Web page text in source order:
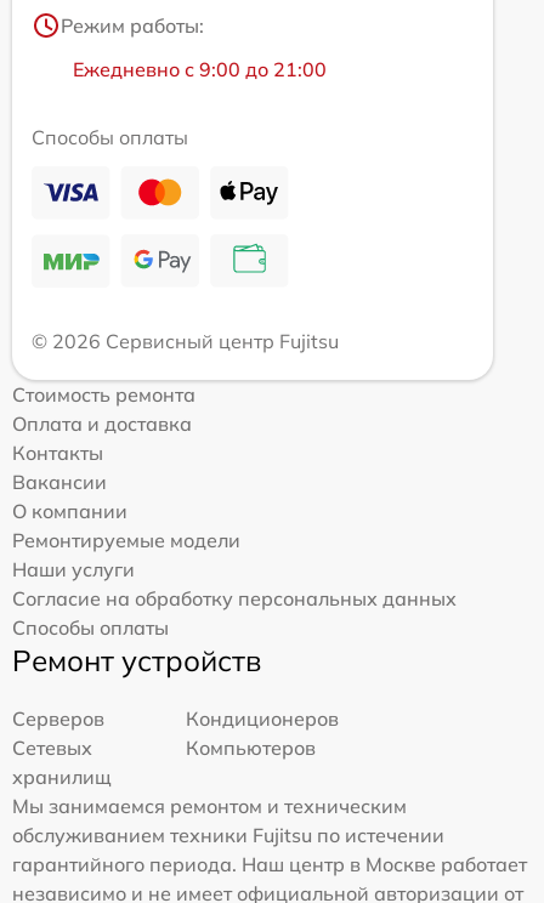
Режим работы:
Ежедневно с 9:00 до 21:00
Способы оплаты
© 2026 Сервисный центр Fujitsu
Стоимость ремонта
Оплата и доставка
Контакты
Вакансии
О компании
Ремонтируемые модели
Наши услуги
Согласие на обработку персональных данных
Способы оплаты
Ремонт устройств
Серверов
Кондиционеров
Сетевых
хранилищ
Компьютеров
Мы занимаемся ремонтом и техническим
обслуживанием техники Fujitsu по истечении
гарантийного периода. Наш центр в Москве работает
независимо и не имеет официальной авторизации от